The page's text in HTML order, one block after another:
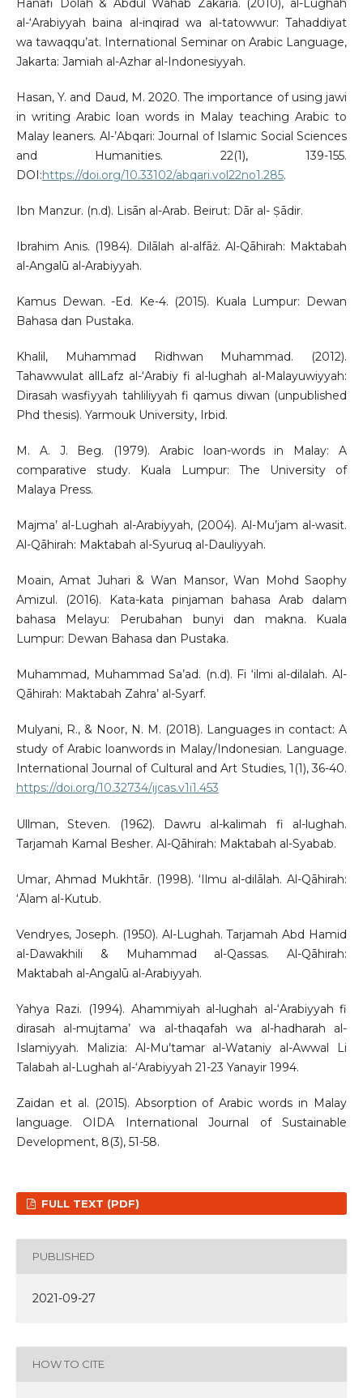
Hanafi Dolah & Abdul Wahab Zakaria. (2010), al-Lughah
al-‘Arabiyyah baina al-inqirad wa al-tatowwur: Tahaddiyat
wa tawaqqu’at. International Seminar on Arabic Language,
Jakarta: Jamiah al-Azhar al-Indonesiyyah.
Hasan, Y. and Daud, M. 2020. The importance of using jawi
in writing Arabic loan words in Malay teaching Arabic to
Malay leaners. Al-’Abqari: Journal of Islamic Social Sciences
and Humanities. 22(1), 139-155.
DOI:https://doi.org/10.33102/abqari.vol22no1.285.
Ibn Manzur. (n.d). Lisān al-Arab. Beirut: Dār al- Ṣādir.
Ibrahim Anis. (1984). Dilālah al-alfāż. Al-Qāhirah: Maktabah
al-Angalū al-Arabiyyah.
Kamus Dewan. -Ed. Ke-4. (2015). Kuala Lumpur: Dewan
Bahasa dan Pustaka.
Khalil, Muhammad Ridhwan Muhammad. (2012).
Tahawwulat allLafz al-‘Arabiy fi al-lughah al-Malayuwiyyah:
Dirasah wasfiyyah tahliliyyah fi qamus diwan (unpublished
Phd thesis). Yarmouk University, Irbid.
M. A. J. Beg. (1979). Arabic loan-words in Malay: A
comparative study. Kuala Lumpur: The University of
Malaya Press.
Majma’ al-Lughah al-Arabiyyah, (2004). Al-Mu’jam al-wasit.
Al-Qāhirah: Maktabah al-Syuruq al-Dauliyyah.
Moain, Amat Juhari & Wan Mansor, Wan Mohd Saophy
Amizul. (2016). Kata-kata pinjaman bahasa Arab dalam
bahasa Melayu: Perubahan bunyi dan makna. Kuala
Lumpur: Dewan Bahasa dan Pustaka.
Muhammad, Muhammad Sa’ad. (n.d). Fi ‘ilmi al-dilalah. Al-
Qāhirah: Maktabah Zahra’ al-Syarf.
Mulyani, R., & Noor, N. M. (2018). Languages in contact: A
study of Arabic loanwords in Malay/Indonesian. Language.
International Journal of Cultural and Art Studies, 1(1), 36-40.
https://doi.org/10.32734/ijcas.v1i1.453
Ullman, Steven. (1962). Dawru al-kalimah fi al-lughah.
Tarjamah Kamal Besher. Al-Qāhirah: Maktabah al-Syabab.
Umar, Ahmad Mukhtār. (1998). ‘Ilmu al-dilālah. Al-Qāhirah:
‘Ālam al-Kutub.
Vendryes, Joseph. (1950). Al-Lughah. Tarjamah Abd Hamid
al-Dawakhili & Muhammad al-Qassas. Al-Qāhirah:
Maktabah al-Angalū al-Arabiyyah.
Yahya Razi. (1994). Ahammiyah al-lughah al-‘Arabiyyah fi
dirasah al-mujtama’ wa al-thaqafah wa al-hadharah al-
Islamiyyah. Malizia: Al-Mu’tamar al-Wataniy al-Awwal Li
Talabah al-Lughah al-‘Arabiyyah 21-23 Yanayir 1994.
Zaidan et al. (2015). Absorption of Arabic words in Malay
language. OIDA International Journal of Sustainable
Development, 8(3), 51-58.
FULL TEXT (PDF)
PUBLISHED
2021-09-27
HOW TO CITE